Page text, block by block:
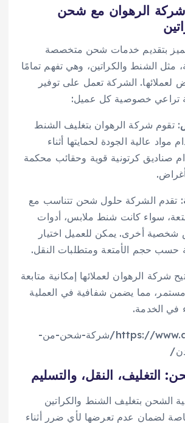
شركة الرهوان مع شحن
بتقديم خدمات شحن متخصصة
مثل الشنط والكراتين، وهي تفهم تمامًا
لعملائها. الشركة تعمل على توفير
تراعي خصوصية كل عميل:
: تقوم شركة الرهوان بتغليف الشنط
مواد عالية الجودة لحمايتها أثناء
صناديق كرتونية قوية وحقائب محكمة
: تقدم الشركة حلول شحن تتناسب مع
سواء كانت شنط ملابس، أدوات
شخصية أخرى. يمكن للعميل اختيار
حسب حجم الأمتعة ومتطلبات النقل.
شركة الرهوان لعملائها إمكانية متابعة
مما يضمن شفافية في العملية
في الخدمة.
https://www.alrahwan.com/شركة-شحن-من-
التغليف، النقل، والتسليم
الشحن بتغليف الشنط والكراتين
لضمان عدم تعرضها لأي ضرر أثناء